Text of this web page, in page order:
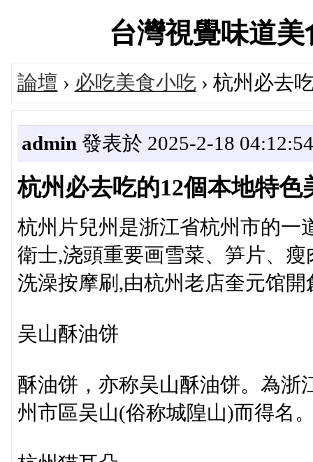
台灣視覺味道
論壇 › 必吃美食小吃› 杭州必去
admin 發表於 2025-2-18 04:12:54
杭州必去吃的12個本地特色
杭州片兒州是浙江省杭州市的一
衛士,浇頭重要画雪菜、笋片、
洗澡按摩刷,由杭州老店奎元馆開
吴山酥油饼
酥油饼，亦称吴山酥油饼。為浙
州市區吴山(俗称城隍山)而得名